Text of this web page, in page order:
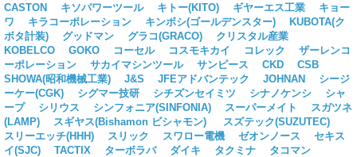
CASTON
キソパワーツール キトー(KITO) ギヤーエス工業
キョー
ワ
キラコーポレーション キンボシ(ゴールデンスター)
KUBOTA(ク
ボタ計装)
グッドマン グラコ(GRACO)
クリスタル産業
KOBELCO
GOKO コーセル コスモキカイ コレック
ザーレンコ
ーポレーション
サカイマシンツール サンピース CKD
CSB
SHOWA(昭和機械工業)
J&S JFEアドバンテック JOHNAN
シージ
ーケー(CGK)
シグマー技研 シチズンセイミツ シナノケンシ
シャ
ープ
シリウス シンフォニア(SINFONIA) スーパーメイト
スガツネ
(LAMP)
スギヤス(Bishamon ビシャモン)
スズテック(SUZUTEC)
スリーエッチ(HHH)
スリック スワロー電機 ゼオンノース
セキス
イ(SJC)
TACTIX ターボラバ ダイキ タクミナ
タコマン